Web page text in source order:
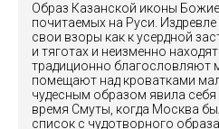
Образ Казанской иконы
почитаемых на Руси.
свои взоры как к усердной
и тяготах и неизменно
традиционно благословляют
помещают над кроватками
чудесным образом явила себя
время Смуты, когда Москва
список с чудотворного